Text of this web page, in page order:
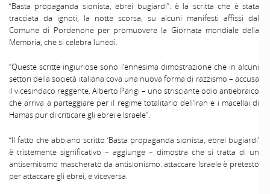
“Basta propaganda sionista, ebrei bugiardi”: è la scritta che è stata
tracciata da ignoti, la notte scorsa, su alcuni manifesti affissi dal
Comune di Pordenone per promuovere la Giornata mondiale della
Memoria, che si celebra lunedì.
“Queste scritte ingiuriose sono l’ennesima dimostrazione che in alcuni
settori della società italiana cova una nuova forma di razzismo – accusa
il vicesindaco reggente, Alberto Parigi – uno strisciante odio antiebraico
che arriva a parteggiare per il regime totalitario dell’Iran e i macellai di
Hamas pur di criticare gli ebrei e Israele”.
“Il fatto che abbiano scritto ‘Basta propaganda sionista, ebrei bugiardi’
è tristemente significativo – aggiunge – dimostra che si tratta di un
antisemitismo mascherato da antisionismo: attaccare Israele è pretesto
per attaccare gli ebrei, e viceversa.